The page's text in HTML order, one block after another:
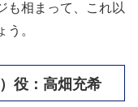
も相まって、これ以
う。
役：高畑充希